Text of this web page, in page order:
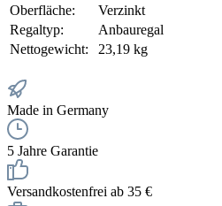
Oberfläche:
Verzinkt
Regaltyp:
Anbauregal
Nettogewicht:
23,19 kg
Made in Germany
5 Jahre Garantie
Versandkostenfrei ab 35 €